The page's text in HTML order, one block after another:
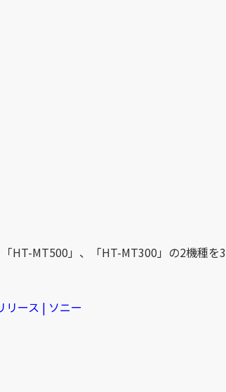
HT-MT500」、「HT-MT300」の2機種を3
リース | ソニー